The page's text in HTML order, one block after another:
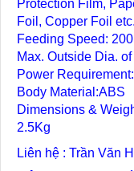
Protection Film,
Foil, Copper Foil etc.
Feeding Speed:
Max. Outside Dia.
Power
Body Material:ABS
Dimensions &
2.5Kg
Liên hệ : Trần Văn